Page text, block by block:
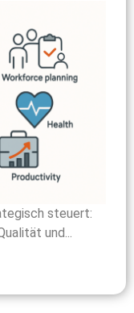
steuert:
und...